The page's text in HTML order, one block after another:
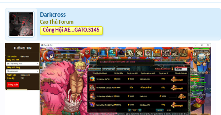
Darkcross
Cao Thủ Forum
Công Hội AE...GATO.S145